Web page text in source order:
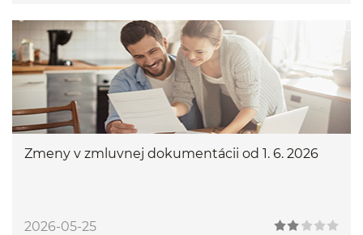
Zmeny v zmluvnej dokumentácii od 1. 6. 2026
2026-05-25